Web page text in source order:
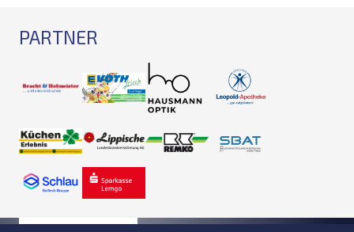
PARTNER